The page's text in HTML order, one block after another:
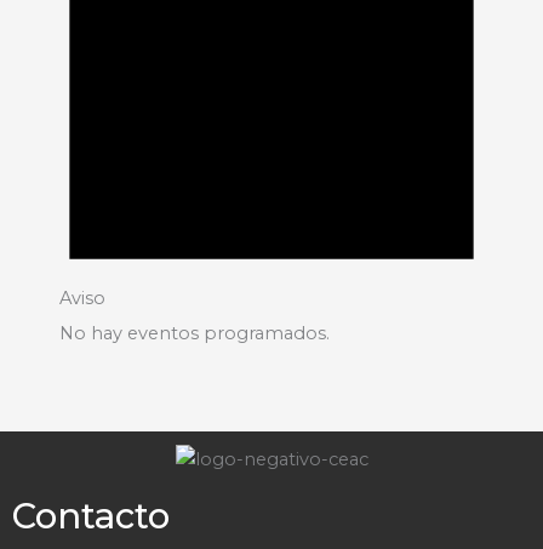
Aviso
No hay eventos programados.
Contacto